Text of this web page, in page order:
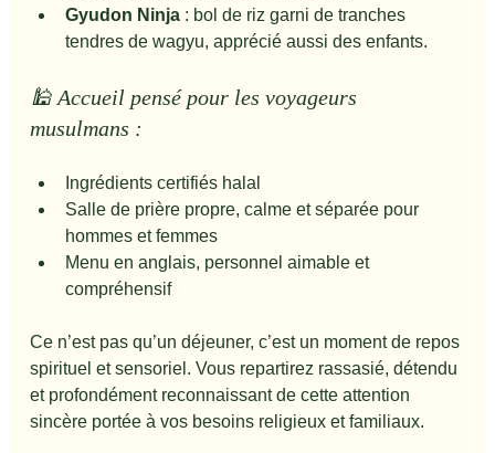
Gyudon Ninja : bol de riz garni de tranches
tendres de wagyu, apprécié aussi des enfants.
🕌 Accueil pensé pour les voyageurs
musulmans :
Ingrédients certifiés halal
Salle de prière propre, calme et séparée pour
hommes et femmes
Menu en anglais, personnel aimable et
compréhensif
Ce n’est pas qu’un déjeuner, c’est un moment de repos
spirituel et sensoriel. Vous repartirez rassasié, détendu
et profondément reconnaissant de cette attention
sincère portée à vos besoins religieux et familiaux.